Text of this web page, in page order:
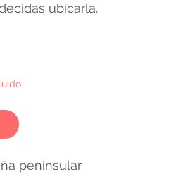
ubicarla.
peninsular